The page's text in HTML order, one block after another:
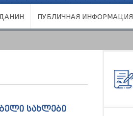
ПУБЛИЧНАЯ ИНФОРМАЦИЯ
ᲡᲐᲮᲚᲔᲑᲘ